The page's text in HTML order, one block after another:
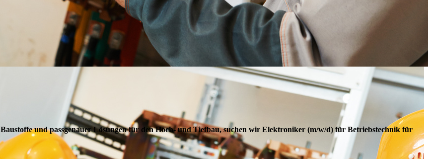
und passgenauer Lösungen für den Hoch- und Tiefbau, suchen wir Elektroniker (m/w/d) für Betriebstechnik für